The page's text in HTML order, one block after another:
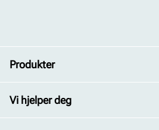
Produkter
Dame
Herre
Vi hjelper deg